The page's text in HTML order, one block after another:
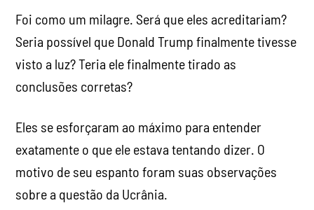
Foi como um milagre. Será que eles acreditariam?
Seria possível que Donald Trump finalmente tivesse
visto a luz? Teria ele finalmente tirado as
conclusões corretas?
Eles se esforçaram ao máximo para entender
exatamente o que ele estava tentando dizer. O
motivo de seu espanto foram suas observações
sobre a questão da Ucrânia.